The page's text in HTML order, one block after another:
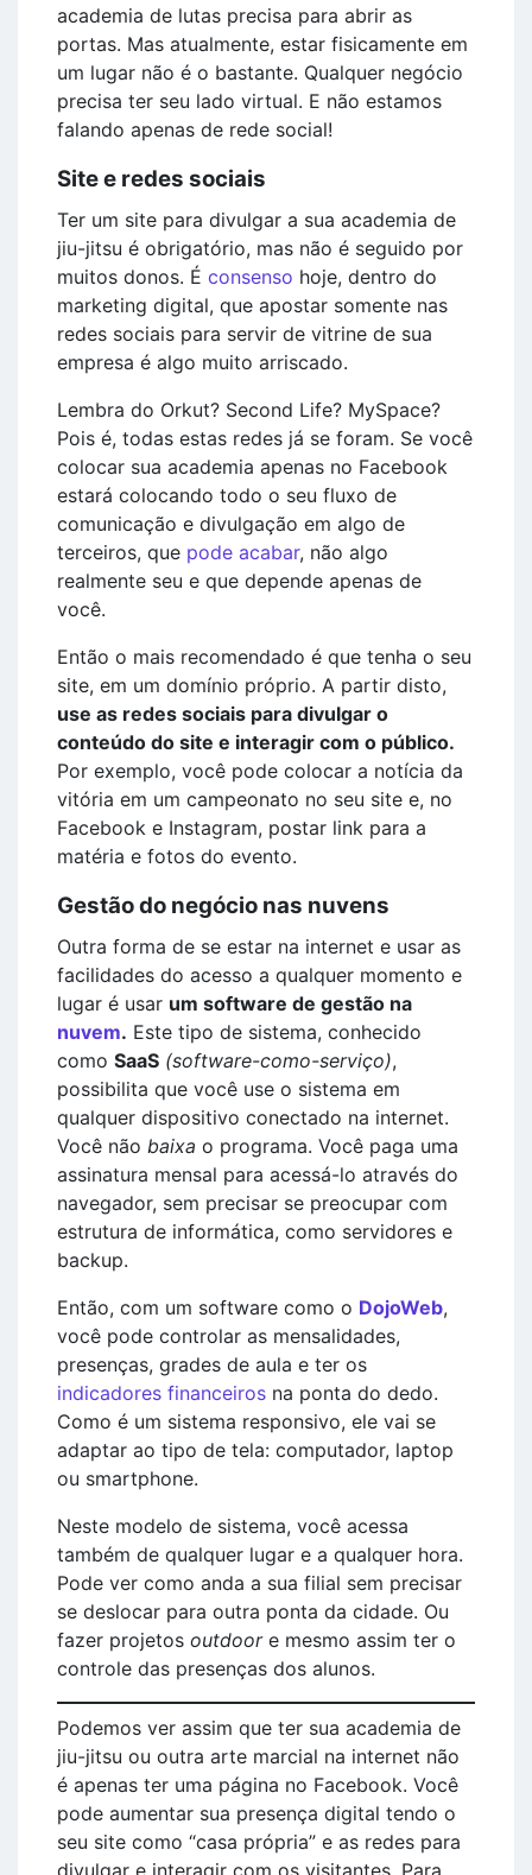
academia de lutas precisa para abrir as
portas. Mas atualmente, estar fisicamente em
um lugar não é o bastante. Qualquer negócio
precisa ter seu lado virtual. E não estamos
falando apenas de rede social!
Site e redes sociais
Ter um site para divulgar a sua academia de
jiu-jitsu é obrigatório, mas não é seguido por
muitos donos. É consenso hoje, dentro do
marketing digital, que apostar somente nas
redes sociais para servir de vitrine de sua
empresa é algo muito arriscado.
Lembra do Orkut? Second Life? MySpace?
Pois é, todas estas redes já se foram. Se você
colocar sua academia apenas no Facebook
estará colocando todo o seu fluxo de
comunicação e divulgação em algo de
terceiros, que pode acabar, não algo
realmente seu e que depende apenas de
você.
Então o mais recomendado é que tenha o seu
site, em um domínio próprio. A partir disto,
use as redes sociais para divulgar o
conteúdo do site e interagir com o público.
Por exemplo, você pode colocar a notícia da
vitória em um campeonato no seu site e, no
Facebook e Instagram, postar link para a
matéria e fotos do evento.
Gestão do negócio nas nuvens
Outra forma de se estar na internet e usar as
facilidades do acesso a qualquer momento e
lugar é usar um software de gestão na
nuvem. Este tipo de sistema, conhecido
como SaaS (software-como-serviço),
possibilita que você use o sistema em
qualquer dispositivo conectado na internet.
Você não baixa o programa. Você paga uma
assinatura mensal para acessá-lo através do
navegador, sem precisar se preocupar com
estrutura de informática, como servidores e
backup.
Então, com um software como o DojoWeb,
você pode controlar as mensalidades,
presenças, grades de aula e ter os
indicadores financeiros na ponta do dedo.
Como é um sistema responsivo, ele vai se
adaptar ao tipo de tela: computador, laptop
ou smartphone.
Neste modelo de sistema, você acessa
também de qualquer lugar e a qualquer hora.
Pode ver como anda a sua filial sem precisar
se deslocar para outra ponta da cidade. Ou
fazer projetos outdoore mesmo assim ter o
controle das presenças dos alunos.
Podemos ver assim que ter sua academia de
jiu-jitsu ou outra arte marcial na internet não
é apenas ter uma página no Facebook. Você
pode aumentar sua presença digital tendo o
seu site como “casa própria” e as redes para
divulgar e interagir com os visitantes. Para